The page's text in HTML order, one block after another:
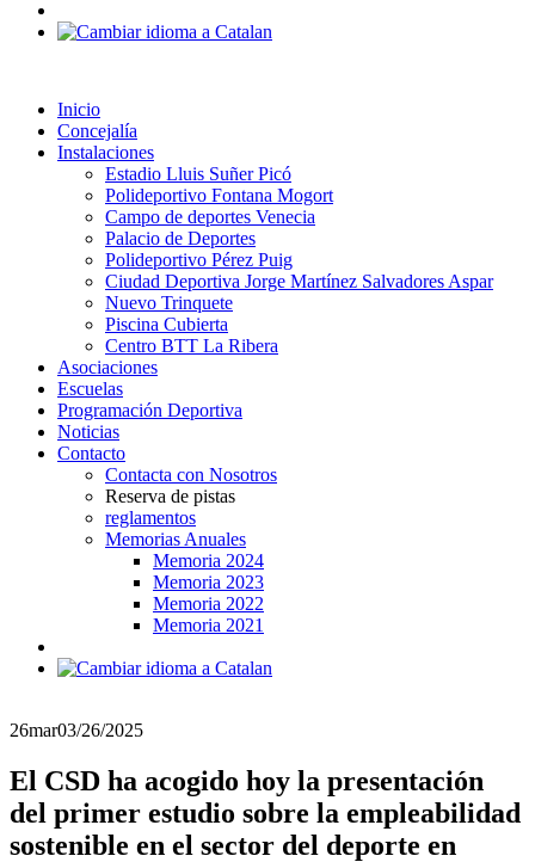
Inicio
Concejalía
Instalaciones
Estadio Lluis Suñer Picó
Polideportivo Fontana Mogort
Campo de deportes Venecia
Palacio de Deportes
Polideportivo Pérez Puig
Ciudad Deportiva Jorge Martínez Salvadores Aspar
Nuevo Trinquete
Piscina Cubierta
Centro BTT La Ribera
Asociaciones
Escuelas
Programación Deportiva
Noticias
Contacto
Contacta con Nosotros
Reserva de pistas
reglamentos
Memorias Anuales
Memoria 2024
Memoria 2023
Memoria 2022
Memoria 2021
26mar03/26/2025
El CSD ha acogido hoy la presentación
del primer estudio sobre la empleabilidad
sostenible en el sector del deporte en